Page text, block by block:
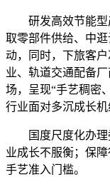
研发高效节能型
取零部件供给、中
动，同时，下旅客
业、轨道交通配备
场，呈现“手艺稠密
行业面对多沉成长机
国度尺度化办理
业成长不服衡；保
手艺准入门槛。